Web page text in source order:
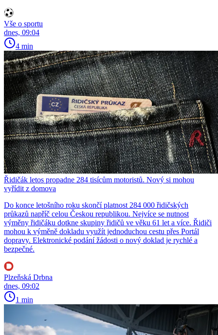
Vše o sportu
dnes, 09:04
4 min
Řidičák letos propadne 284 tisícům motoristů. Nový si mohou
vyřídit z domova
Do konce letošního roku skončí platnost 284 000 řidičských
průkazů napříč celou Českou republikou. Nejvíce se nutnost
výměny řidičáku dotkne skupiny řidičů ve věku 61 let a více. Řidiči
mohou k výměně dokladu využít jednoduchou cestu přes Portál
dopravy. Elektronické podání žádosti o nový doklad je rychlé a
bezpečné.
Plzeňská Drbna
dnes, 09:02
1 min